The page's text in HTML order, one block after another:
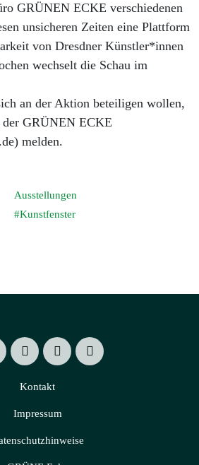
GRÜNEN ECKE verschiedenen
unsicheren Zeiten eine Plattform
von Dresdner Künstler*innen
wechselt die Schau im
an der Aktion beteiligen wollen,
GRÜNEN ECKE
melden.
Ausstellungen
Kunstfenster
Kontakt
Impressum